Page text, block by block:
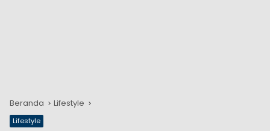
Beranda Lifestyle
Lifestyle